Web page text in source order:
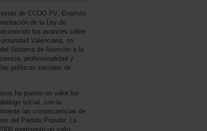
de CCOO PV, Evaristo
de la Ley de
los avances sobre
Valenciana, no
Sistema de Atención a la
profesionalidad y
políticas sociales de
ha puesto en valor los
social, con la
las consecuencias de
del Partido Popular. La
representó un salto